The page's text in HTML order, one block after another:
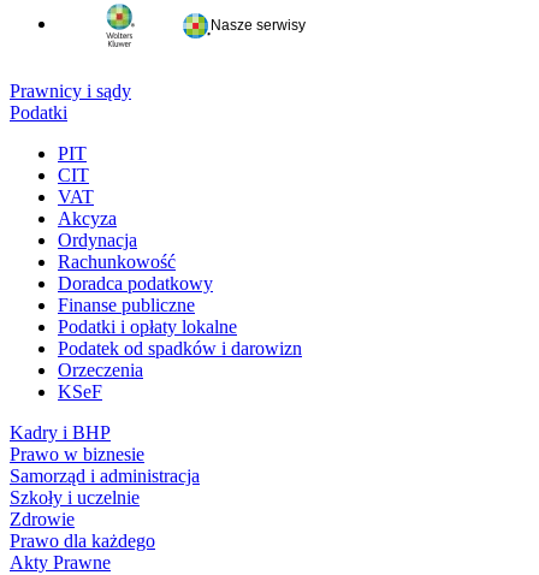
Nasze serwisy
Prawnicy i sądy
Podatki
PIT
CIT
VAT
Akcyza
Ordynacja
Rachunkowość
Doradca podatkowy
Finanse publiczne
Podatki i opłaty lokalne
Podatek od spadków i darowizn
Orzeczenia
KSeF
Kadry i BHP
Prawo w biznesie
Samorząd i administracja
Szkoły i uczelnie
Zdrowie
Prawo dla każdego
Akty Prawne